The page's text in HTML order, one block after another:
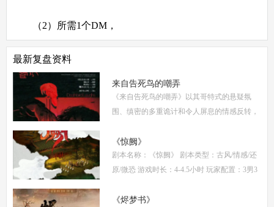
（2）所需1个DM，
最新复盘资料
来自告死鸟的嘲弄
《来自告死鸟的嘲弄》以其哥特式的悬疑氛
围、缜密的多重诡计和令人屏息的情感反转，
南将从线索流程梳理、角色任务解析、核心诡
计拆
《惊阙》
剧本名称：《惊阙》 剧本类型：古风/情感/还
原/微恐 游戏时长：4-4.5小时 玩家配置：3男3
体验测评内容，复盘答案仅需2步： (1)关注微
《烬梦书》